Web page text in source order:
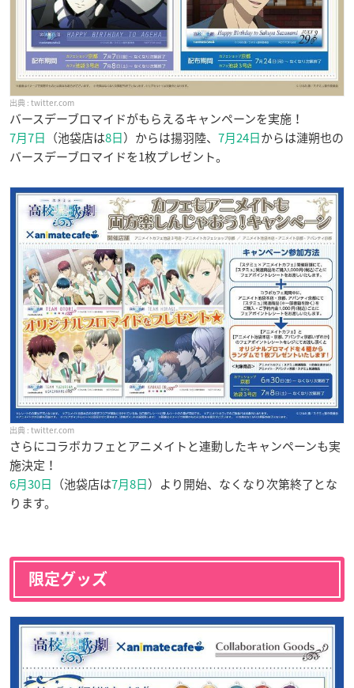
twitter.com
バースデーブロマイドがもらえるキャンペーンを実施！
7月7日 （池袋店は8日）からは揚羽陸、 7月24日からは漣朔也の
バースデーブロマイドを1枚プレゼント。
twitter.com
さらにコラボカフェとアニメイトと連動したキャンペーンも実
施決定！
6月30日 （池袋店は7月8日）より開始、なくなり次第終了とな
ります。
限定グッズ